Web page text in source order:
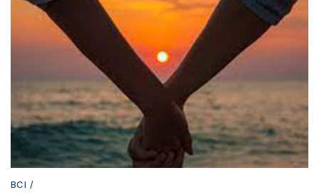
ВСІ /